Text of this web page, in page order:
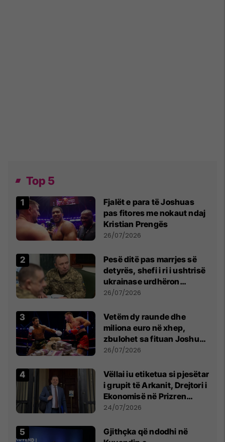
Top 5
Fjalët e para të Joshuas
pas fitores me nokaut ndaj
Kristian Prengës
26/07/2026
Pesë ditë pas marrjes së
detyrës, shefi i ri i ushtrisë
ukrainase urdhëron
kontroll të madh
26/07/2026
Vetëm dy raunde dhe
miliona euro në xhep,
zbulohet sa fituan Joshua
e Prenga
26/07/2026
Vëllai iu etiketua si pjesëtar
i grupit të Arkanit, Drejtori i
Ekonomisë në Prizren
mohon pretendimet
24/07/2026
Gjithçka që ndodhi në